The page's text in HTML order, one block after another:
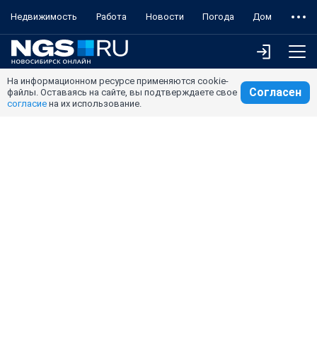
Недвижимость Работа Новости Погода Дом
На информационном ресурсе применяются cookie-
файлы. Оставаясь на сайте, вы подтверждаете свое
согласие на их использование.
Согласен